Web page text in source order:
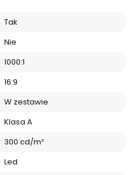
Tak
Nie
1000:1
16:9
W zestawie
Klasa A
300 cd/m²
Led